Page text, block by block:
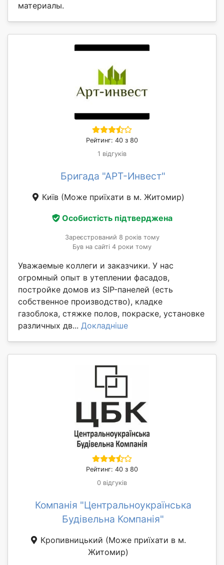
материалы.
Рейтинг: 40 з 80
1 відгуків
Бригада "АРТ-Инвест"
Київ (Може приїхати в м. Житомир)
Особистість підтверджена
Зареєстрований 8 років тому
Був на сайті 4 роки тому
Уважаемые коллеги и заказчики. У нас
огромный опыт в утеплении фасадов,
постройке домов из SIP-панелей (есть
собственное производство), кладке
газоблока, стяжке полов, покраске, установке
различных дв... Докладніше
Рейтинг: 40 з 80
0 відгуків
Компанія "Центральноукраїнська
Будівельна Компанія"
Кропивницький (Може приїхати в м.
Житомир)